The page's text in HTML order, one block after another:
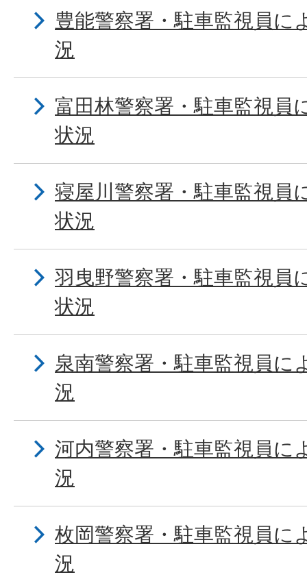
豊能警察署・駐車監視員に
況
富田林警察署・駐車監視員
状況
寝屋川警察署・駐車監視員
状況
羽曳野警察署・駐車監視員
状況
泉南警察署・駐車監視員に
況
河内警察署・駐車監視員に
況
枚岡警察署・駐車監視員に
況